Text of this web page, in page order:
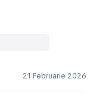
21 Februarie 2026